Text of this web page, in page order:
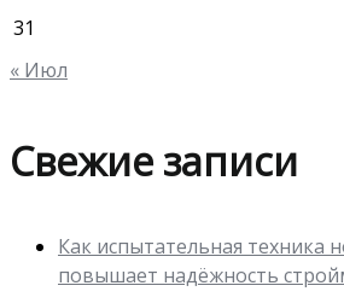
31
« Июл
Свежие записи
Как испытательная техника
повышает надёжность